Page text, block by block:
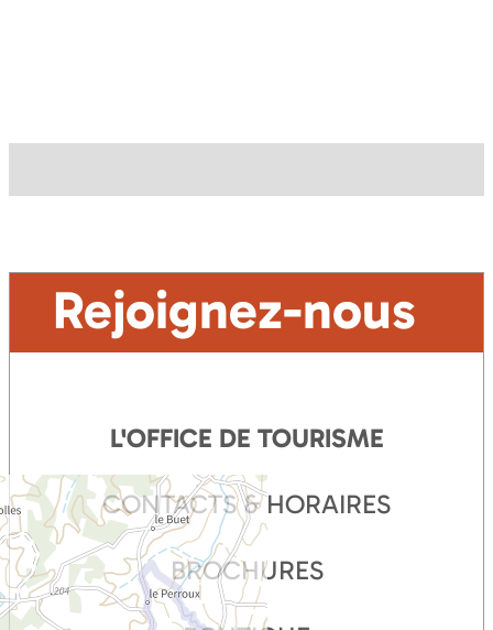
Rejoignez-nous
L'OFFICE DE TOURISME
CONTACTS & HORAIRES
BROCHURES